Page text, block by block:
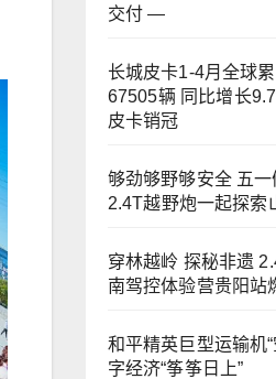
交付 —
长城皮卡1-4月全球
67505辆 同比增长
皮卡销冠
够劲够野够安全 五
2.4T越野炮一起探索
穿林越岭 探秘非遗
南驾控体验营贵阳站
和平精英巨型运输机
字经济“筝筝日上”